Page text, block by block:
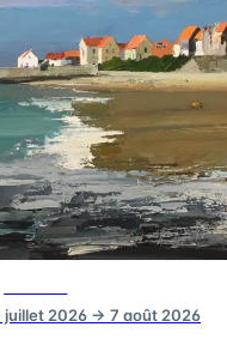
3
2
2
4
2
6
2
2
Leaflet|©
juillet 2026 → 7 août 2026